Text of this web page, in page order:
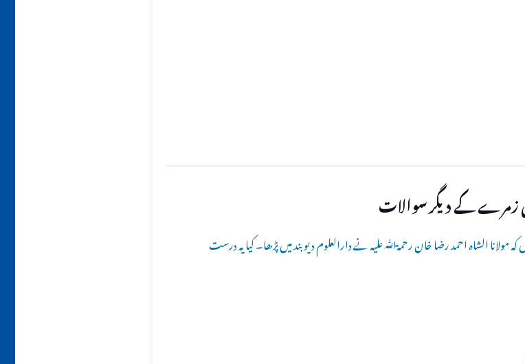
زمرے کے دیگر سوالات
مولانا الشاہ احمد رضا خان رحمۃﷲ علیہ نے دارالعلوم دیو بند میں پڑھا۔ کیا یہ درست